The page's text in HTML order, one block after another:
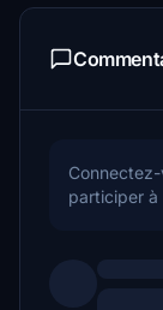
participer à